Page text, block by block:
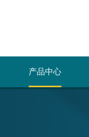
产品中心